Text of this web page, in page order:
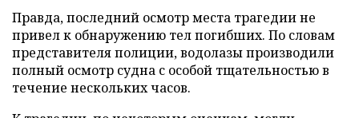
Правда, последний осмотр места трагедии не
привел к обнаружению тел погибших. По словам
представителя полиции, водолазы производили
полный осмотр судна с особой тщательностью в
течение нескольких часов.